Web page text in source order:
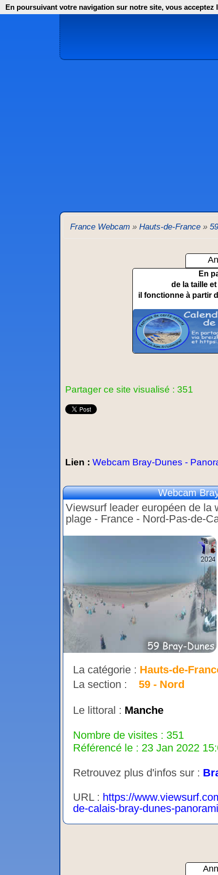
France Webcam » Hauts-de-France »
En
de la taille
il fonctionne à partir
Partager ce site visualisé : 351
Lien : Webcam Bray-Dunes -
Webcam
Viewsurf leader européen de la
plage - France - Nord-Pas-de-
La catégorie : Hauts-de-
La section : 59 - Nord
Le littoral : Manche
Nombre de visites : 351
Référencé le : 23 Jan 2022
Retrouvez plus d'infos sur :
URL : https://
de-calais-bray-dunes-
En poursuivant votre navigation sur notre site, vous